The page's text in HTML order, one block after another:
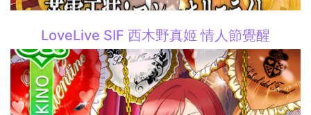
LoveLive SIF 西木野真姬 情人節覺醒